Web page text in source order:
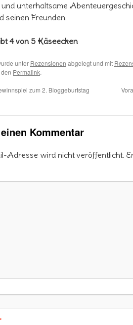
unterhaltsame
seinen Freunden.
4 von 5 Käseecken
unter Rezensionen abgelegt und mit
Permalink.
zum 2. Bloggeburtstag
Kommentar
Adresse wird nicht veröffentlicht.
*